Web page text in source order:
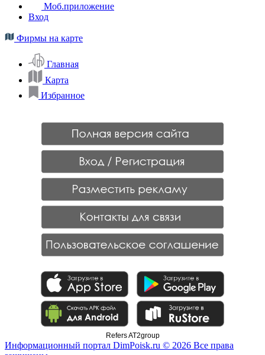
Моб.приложение
Вход
Фирмы на карте
Главная
Карта
Избранное
Refers AT2group
Информационный портал DimPoisk.ru © 2026 Все права